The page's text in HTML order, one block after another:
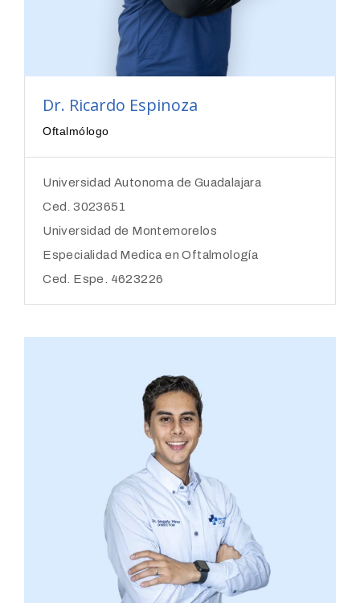
Dr. Ricardo Espinoza
Oftalmólogo
Universidad Autonoma de Guadalajara
Ced. 3023651
Universidad de Montemorelos
Especialidad Medica en Oftalmología
Ced. Espe. 4623226